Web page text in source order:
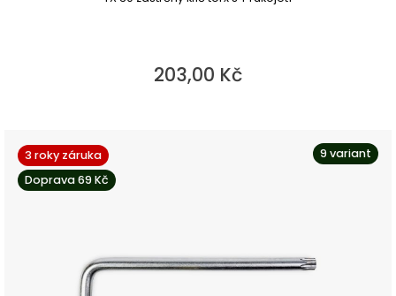
203,00 Kč
9 variant
3 roky záruka
Doprava 69 Kč